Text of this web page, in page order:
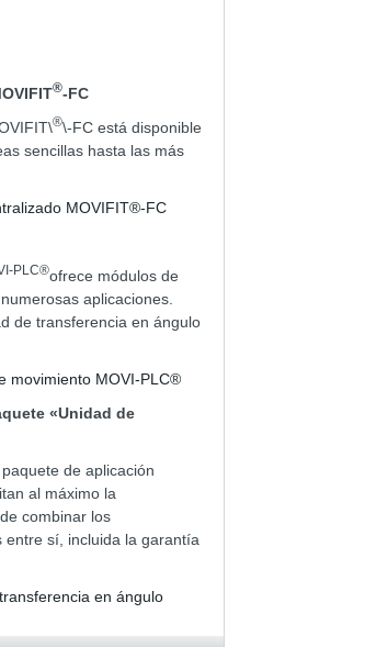
®-FC
®\-FC está disponible
sencillas hasta las más
MOVIFIT®-FC
PLC®ofrece módulos de
aplicaciones.
de transferencia en ángulo
movimiento MOVI-PLC®
«Unidad de
de aplicación
al máximo la
combinar los
entre sí, incluida la garantía
en ángulo